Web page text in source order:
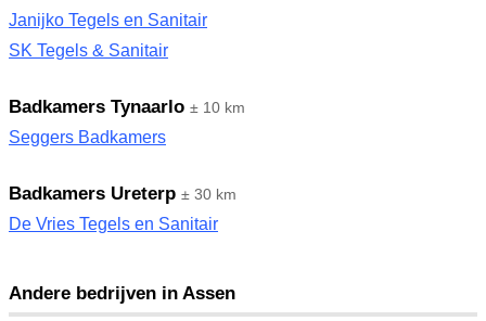
Janijko Tegels en Sanitair
SK Tegels & Sanitair
Badkamers Tynaarlo ± 10 km
Seggers Badkamers
Badkamers Ureterp ± 30 km
De Vries Tegels en Sanitair
Andere bedrijven in Assen